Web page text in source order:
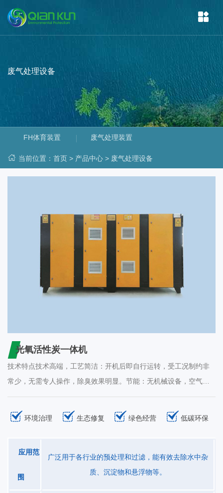
废气处理设备
FH体育装置 废气处理装置
当前位置： 首页 > 产品中心 > 废气处理设备
光氧活性炭一体机
技术特点技术高端，工艺简洁：开机后即自行运转，受工况制约非
常少，无需专人操作，除臭效果明显。节能：无机械设备，空气阻
力小，耗电量约为0. 003kw/㎡'废气。适应工况范围宽：设备启动、
停止十分迅速，随用随开，－50℃至＋50℃的环境温度仍可正常运
运作过程中会产生大量挥发性有机物（VOCs),传统的处理方法如吸
收、吸附、冷凝和燃烧法等，对于低浓度的VOCs很难实现，而光催
环境治理 生态修复 绿色经营 低碳环保
应用范
围
广泛用于各行业的预处理和过滤，能有效去除水中杂
质、沉淀物和悬浮物等。